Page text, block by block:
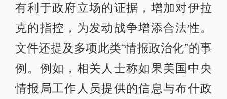
有利于政府立场的证据，增加对伊拉
克的指控，为发动战争增添合法性。
文件还提及多项此类“情报政治化”的事
例。例如，相关人士称如果美国中央
情报局工作人员提供的信息与布什政